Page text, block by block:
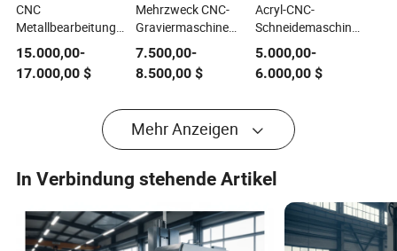
CNC
Metallbearbeitungsmaschine
für
Aluminiumplatten
F9-1630
15.000,00-
17.000,00 $
Mehrzweck CNC-
Graviermaschine
Leichtgewicht
Aluminium
Schneiden MD2500
7.500,00-
8.500,00$
Acryl-CNC-
Schneidemaschine
für die
Ausstellungs- und
Dekorationsindustrie
5.000,00-
6.000,00$
Mehr Anzeigen
In Verbindung stehende Artikel